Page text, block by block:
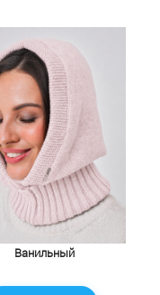
Ванильный